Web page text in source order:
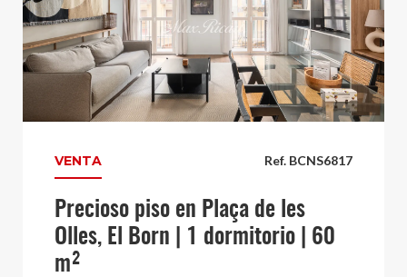
Ref. BCNS6817
VENTA
Precioso piso en Plaça de les
Olles, El Born | 1 dormitorio | 60
m²